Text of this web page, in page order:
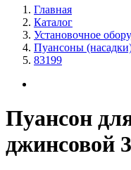
Главная
Каталог
Установочное
Пуансоны
83199
Пуансон
джинсовой